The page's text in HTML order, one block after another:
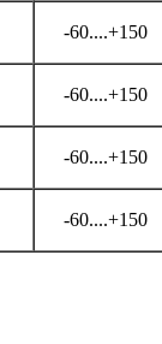
-60....+150
-60....+150
-60....+150
-60....+150